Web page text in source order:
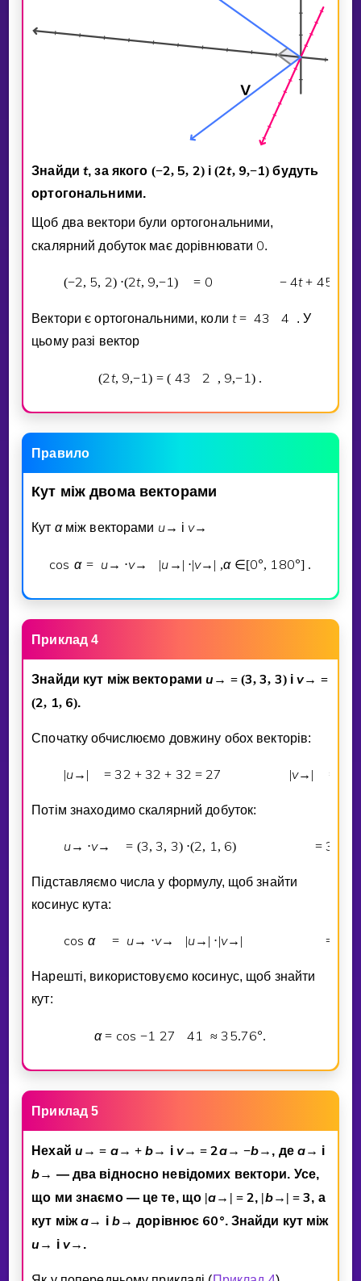
Знайдиt, за якого (−2, 5, 2)i(2t, 9,−1) будуть
ортогональними.
Щоб два вектори були ортогональними,
скалярний добуток має дорiвнювати 0.
(−2, 5, 2) ⋅(2t, 9,−1) = 0 − 4t + 45
Вектори є ортогональними, коли t = 43 4
. У
цьому разi вектор
(2t, 9,−1) = ( 43 2 , 9,−1 ) .
Правило
Кут мiж двома векторами
Кут αмiж векторами u→ i v→
cos α = u→ ⋅v→ |u → | ⋅|v→ | ,α ∈[0°, 1 80°] .
Приклад 4
Знайди кут мiж векторамиu → = (3, 3, 3)iv→ =
(2, 1, 6).
Спочатку обчислюємо довжину обох векторiв:
|u→ | = 32 + 32 + 32 = 27 |v→ | =
Потiм знаходимо скалярний добуток:
u→ ⋅v→ = (3, 3, 3) ⋅(2, 1 , 6) = 3
Пiдставляємо числа у формулу, щоб знайти
косинус кута:
cos α = u→ ⋅v→ |u→ | ⋅|v→ | =
Нарештi, використовуємо косинус, щоб знайти
кут:
α = cos −1 27 41 ≈ 3 5.76°.
Приклад 5
Нехай u → = a→ + b→ i v→ = 2a→ −b→ , де a→ i
b→ — два вiдносно невiдомих вектори. Усе,
що ми знаємо — це те, що |a→ | = 2, |b→ | = 3, а
кут мiжa→ i b→ дорiвнює 60°. Знайди кут мiж
u → i v→ .